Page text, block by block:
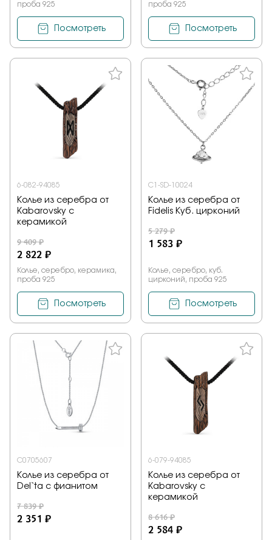
проба 925
Посмотреть
проба 925
Посмотреть
6-082-94085
Колье из серебра от
Kabarovsky с
керамикой
9 409 ₽
2 822 ₽
Колье, серебро, керамика,
проба 925
Посмотреть
C1-SD-10024
Колье из серебра от
Fidelis Куб. цирконий
5 279 ₽
1 583 ₽
Колье, серебро, куб.
цирконий, проба 925
Посмотреть
С0705607
Колье из серебра от
Del`ta с фианитом
7 839 ₽
2 351 ₽
6-079-94085
Колье из серебра от
Kabarovsky с
керамикой
8 616 ₽
2 584 ₽